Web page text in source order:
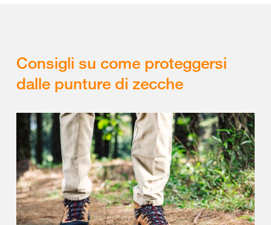
Consigli su come proteggersi
dalle punture di zecche